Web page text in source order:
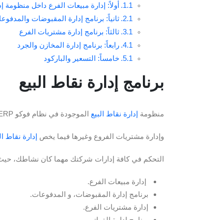
أولاً: إدارة مبيعات الفرع داخل منظومة
ثانياً: برنامج إدارة المقبوضات
ثالثاً: برنامج إدارة مشتريات الفرع
رابعاً: برنامج إدارة المخازن والجرد
خامساً: التسعير والباركود
برنامج إدارة نقاط البيع
منظومة إدارة نقاط البيع الموجودة في نظام فوكو ERP ، لديه القدرة على تجميع حلول لكل ما يخص عمليات البيع والشراء،
وإدارة مشتريات الفروع وغيرها فيما يخص إدارة نقاط
التحكم في كافة إدارات شركتك مهما كان نشاطك،
إدارة مبيعات الفرع.
برنامج إدارة المقبوضات، و المدفوعات.
إدارة مشتريات الفرع.